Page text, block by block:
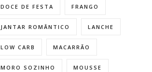
DOCE DE FESTA FRANGO
JANTAR ROMÂNTICO LANCHE
LOW CARB MACARRÃO
MORO SOZINHO MOUSSE